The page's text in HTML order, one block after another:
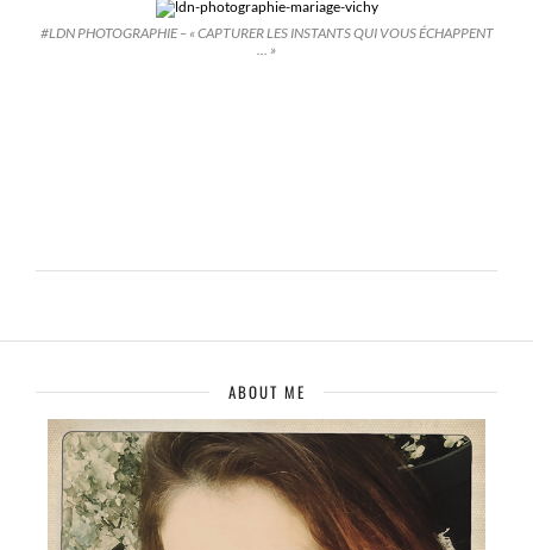
#LDN PHOTOGRAPHIE – « CAPTURER LES INSTANTS QUI VOUS ÉCHAPPENT
… »
ABOUT ME